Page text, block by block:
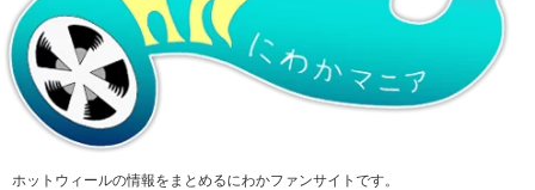
ホットウィールの情報をまとめるにわかファンサイトです。